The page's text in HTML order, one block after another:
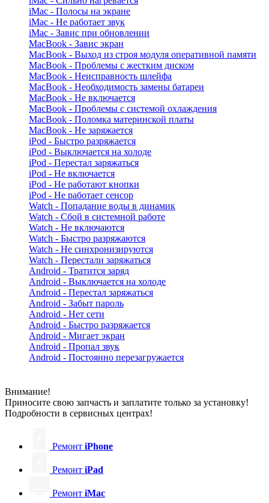
iMac - Полосы на экране
iMac - Не работает звук
iMac - Завис при обновлении
MacBook - Завис экран
MacBook - Выход из строя модуля оперативной памяти
MacBook - Проблемы с жестким диском
MacBook - Неисправность шлейфа
MacBook - Необходимость замены батареи
MacBook - Не включается
MacBook - Проблемы с системой охлаждения
MacBook - Поломка материнской платы
MacBook - Не заряжается
iPod - Быстро разряжается
iPod - Выключается на холоде
iPod - Перестал заряжаться
iPod - Не включается
iPod - Не работают кнопки
iPod - Не работает сенсор
Watch - Попадание воды в динамик
Watch - Сбой в системной работе
Watch - Не включаются
Watch - Быстро разряжаются
Watch - Не синхронизируются
Watch - Перестали заряжаться
Android - Тратится заряд
Android - Выключается на холоде
Android - Перестал заряжаться
Android - Забыт пароль
Android - Нет сети
Android - Быстро разряжается
Android - Мигает экран
Android - Пропал звук
Android - Постоянно перезагружается
Внимание!
Приносите свою запчасть и заплатите только за установку!
Подробности в сервисных центрах!
Ремонт iPhone
Ремонт iPad
Ремонт iMac